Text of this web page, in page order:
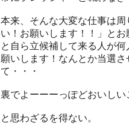
本来、そんな大変な仕事は
い！お願いします！！」と
と自ら立候補して来る人が
願いします！なんとか当選
て・・・
裏でよーーーっぽどおいし
と思わざるを得ない。